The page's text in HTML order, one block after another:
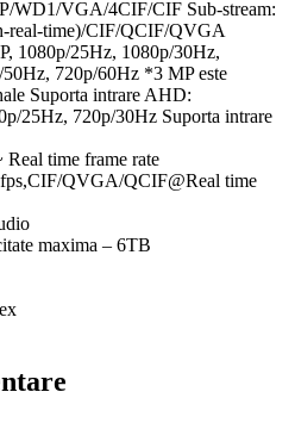
WD1/VGA/4CIF/CIF Sub-stream:
real-time)/CIF/QCIF/QVGA
1080p/25Hz, 1080p/30Hz,
720p/60Hz *3 MP este
Suporta intrare AHD:
25Hz, 720p/30Hz Suporta intrare
Real time frame rate
QVGA/QCIF@Real time
maxima – 6TB